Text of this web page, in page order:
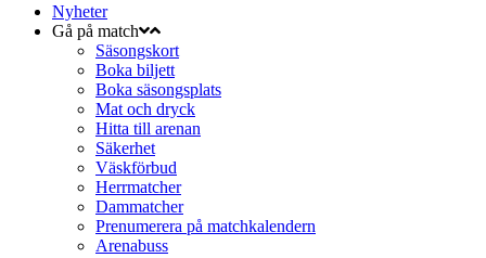
Nyheter
Gå på match
Säsongskort
Boka biljett
Boka säsongsplats
Mat och dryck
Hitta till arenan
Säkerhet
Väskförbud
Herrmatcher
Dammatcher
Prenumerera på matchkalendern
Arenabuss